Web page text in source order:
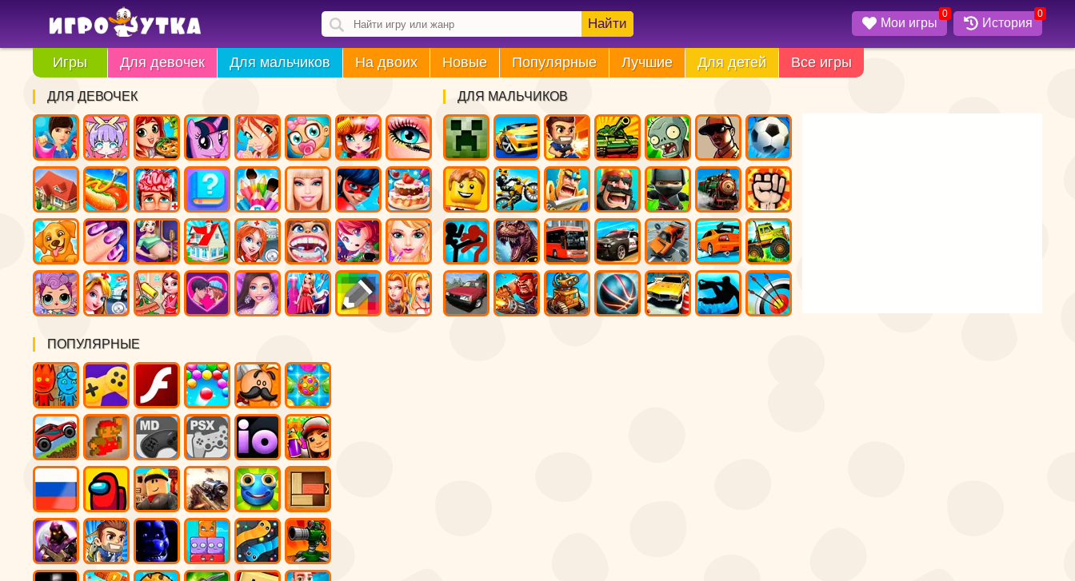
Найти Мои игры
0
История
0
Игры Для девочек Для мальчиков На двоих Новые Популярные Лучшие Для детей Все игры
ДЛЯ МАЛЬЧИКОВ
ДЛЯ ДЕВОЧЕК
ПОПУЛЯРНЫЕ